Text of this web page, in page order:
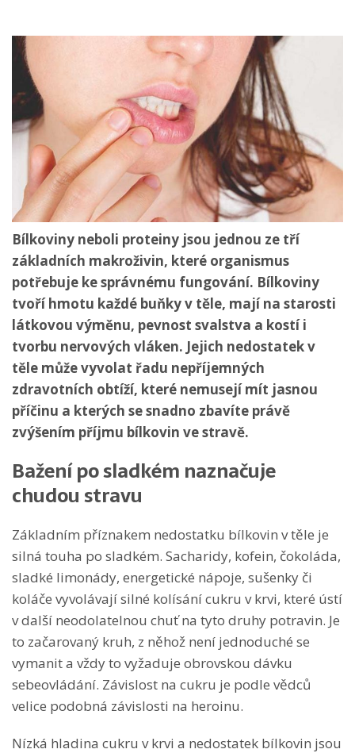
Bílkoviny neboli proteiny jsou jednou ze tří
základních makroživin, které organismus
potřebuje ke správnému fungování. Bílkoviny
tvoří hmotu každé buňky v těle, mají na starosti
látkovou výměnu, pevnost svalstva a kostí i
tvorbu nervových vláken. Jejich nedostatek v
těle může vyvolat řadu nepříjemných
zdravotních obtíží, které nemusejí mít jasnou
příčinu a kterých se snadno zbavíte právě
zvýšením příjmu bílkovin ve stravě.
Bažení po sladkém naznačuje
chudou stravu
Základním příznakem nedostatku bílkovin v těle je
silná touha po sladkém. Sacharidy, kofein, čokoláda,
sladké limonády, energetické nápoje, sušenky či
koláče vyvolávají silné kolísání cukru v krvi, které ústí
v další neodolatelnou chuť na tyto druhy potravin. Je
to začarovaný kruh, z něhož není jednoduché se
vymanit a vždy to vyžaduje obrovskou dávku
sebeovládání. Závislost na cukru je podle vědců
velice podobná závislosti na heroinu.
Nízká hladina cukru v krvi a nedostatek bílkovin jsou